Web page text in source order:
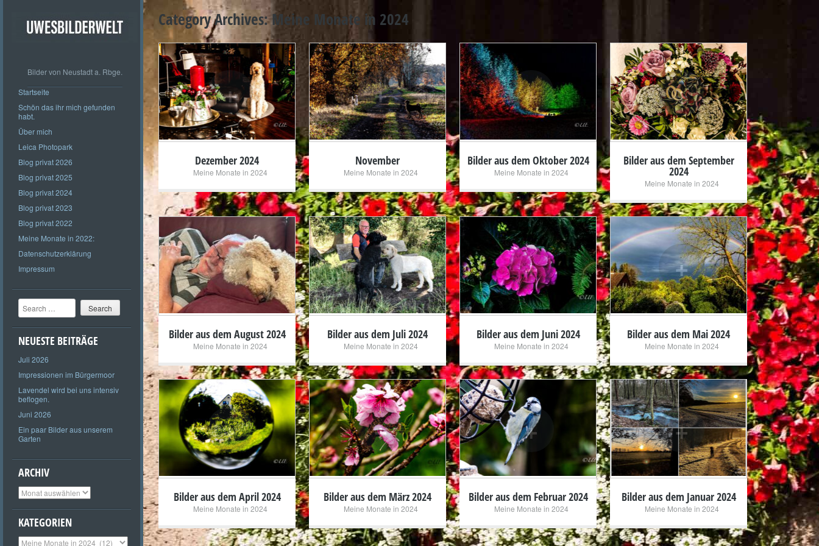
Bilder von Neustadt a. Rbge.
Startseite
Schön das ihr mich gefunden
habt.
Über mich
Leica Photopark
Blog privat 2026
Blog privat 2025
Blog privat 2024
Blog privat 2023
Blog privat 2022
Meine Monate in 2022:
Datenschutzerklärung
Impressum
Search
NEUESTE BEITRÄGE
Juli 2026
Impressionen im Bürgermoor
Lavendel wird bei uns intensiv
beflogen.
Juni 2026
Ein paar Bilder aus unserem
Garten
ARCHIV
Archiv
KATEGORIEN
Kategorien
Category Archives:Meine Monate in 2024
+
Dezember 2024
Meine Monate in 2024
+
November
Meine Monate in 2024
+
Bilder aus dem Oktober 2024
Meine Monate in 2024
+
Bilder aus dem September
2024
Meine Monate in 2024
+
Bilder aus dem August 2024
Meine Monate in 2024
+
Bilder aus dem Juli 2024
Meine Monate in 2024
+
Bilder aus dem Juni 2024
Meine Monate in 2024
+
Bilder aus dem Mai 2024
Meine Monate in 2024
+
Bilder aus dem April 2024
Meine Monate in 2024
+
Bilder aus dem März 2024
Meine Monate in 2024
+
Bilder aus dem Februar 2024
Meine Monate in 2024
+
Bilder aus dem Januar 2024
Meine Monate in 2024